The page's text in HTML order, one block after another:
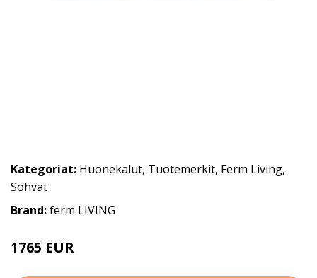
Kategoriat: Huonekalut, Tuotemerkit, Ferm Living,
Sohvat
Brand:ferm LIVING
1765 EUR